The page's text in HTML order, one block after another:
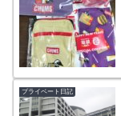
プライベート日記